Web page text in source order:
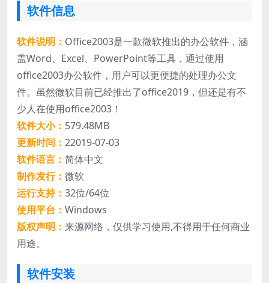
软件信息
软件说明： Office2003是一款微软推出的办公软件，涵
盖Word、Excel、PowerPoint等工具，通过使用
office2003办公软件，用户可以更便捷的处理办公文
件。虽然微软目前已经推出了office2019，但还是有不
少人在使用office2003！
软件大小： 579.48MB
更新时间： 22019-07-03
软件语言： 简体中文
制作发行： 微软
运行支持： 32位/64位
使用平台： Windows
版权声明： 来源网络，仅供学习使用,不得用于任何商业
用途。
软件安装